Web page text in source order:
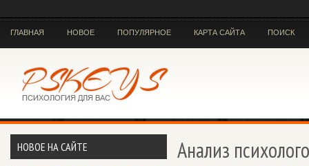
ГЛАВНАЯ НОВОЕ ПОПУЛЯРНОЕ КАРТА САЙТА ПОИСК
НОВОЕ НА САЙТЕ Анализ